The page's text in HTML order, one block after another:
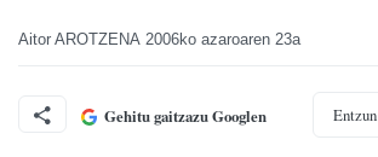
Aitor AROTZENA 2006ko azaroaren 23a
Gehitu gaitzazu Googlen Entzun